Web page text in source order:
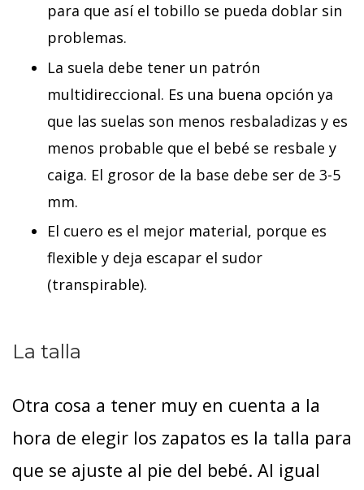
para que así el tobillo se pueda doblar sin
problemas.
La suela debe tener un patrón
multidireccional. Es una buena opción ya
que las suelas son menos resbaladizas y es
menos probable que el bebé se resbale y
caiga. El grosor de la base debe ser de 3-5
mm.
El cuero es el mejor material, porque es
flexible y deja escapar el sudor
(transpirable).
La talla
Otra cosa a tener muy en cuenta a la
hora de elegir los zapatos es la talla para
que se ajuste al pie del bebé. Al igual